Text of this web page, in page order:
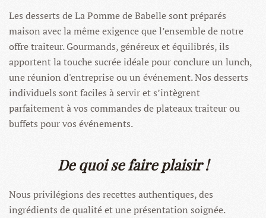
Les desserts de La Pomme de Babelle sont préparés
maison avec la même exigence que l’ensemble de notre
offre traiteur. Gourmands, généreux et équilibrés, ils
apportent la touche sucrée idéale pour conclure un lunch,
une réunion d'entreprise ou un événement. Nos desserts
individuels sont faciles à servir et s’intègrent
parfaitement à vos commandes de plateaux traiteur ou
buffets pour vos événements.
De quoi se faire plaisir !
Nous privilégions des recettes authentiques, des
ingrédients de qualité et une présentation soignée.